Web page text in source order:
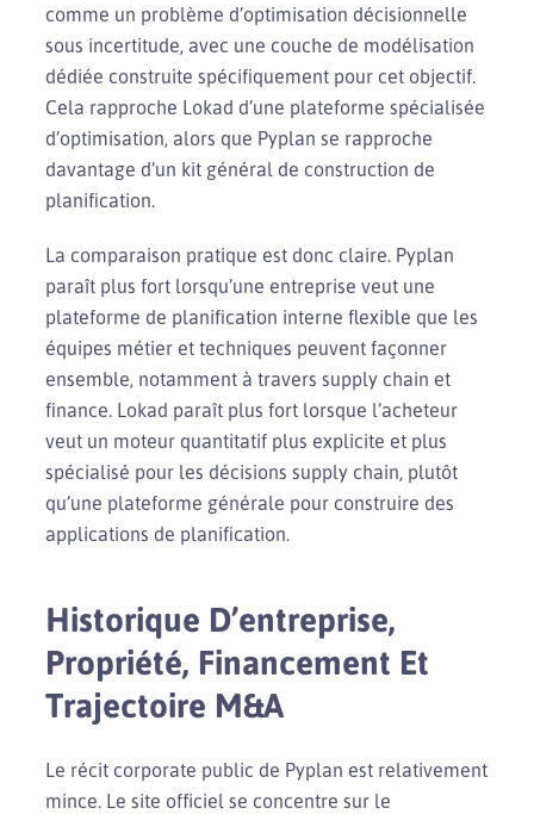
comme un problème d’optimisation décisionnelle
sous incertitude, avec une couche de modélisation
dédiée construite spécifiquement pour cet objectif.
Cela rapproche Lokad d’une plateforme spécialisée
d’optimisation, alors que Pyplan se rapproche
davantage d’un kit général de construction de
planification.
La comparaison pratique est donc claire. Pyplan
paraît plus fort lorsqu’une entreprise veut une
plateforme de planification interne flexible que les
équipes métier et techniques peuvent façonner
ensemble, notamment à travers supply chain et
finance. Lokad paraît plus fort lorsque l’acheteur
veut un moteur quantitatif plus explicite et plus
spécialisé pour les décisions supply chain, plutôt
qu’une plateforme générale pour construire des
applications de planification.
Historique D’entreprise,
Propriété, Financement Et
Trajectoire M&A
Le récit corporate public de Pyplan est relativement
mince. Le site officiel se concentre sur le